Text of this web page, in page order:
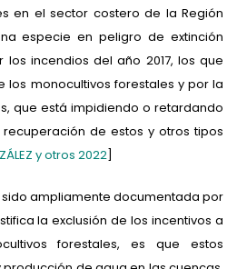
en el sector costero de la Región
especie en peligro de extinción
incendios del año 2017, los que
monocultivos forestales y por la
que está impidiendo o retardando
de estos y otros tipos
y otros 2022]
ampliamente documentada por
la exclusión de los incentivos a
forestales, es que estos